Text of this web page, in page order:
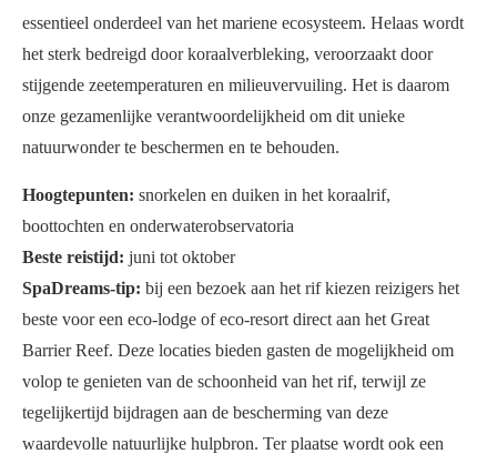
essentieel onderdeel van het mariene ecosysteem. Helaas wordt
het sterk bedreigd door koraalverbleking, veroorzaakt door
stijgende zeetemperaturen en milieuvervuiling. Het is daarom
onze gezamenlijke verantwoordelijkheid om dit unieke
natuurwonder te beschermen en te behouden.
Hoogtepunten: snorkelen en duiken in het koraalrif,
boottochten en onderwaterobservatoria
Beste reistijd: juni tot oktober
SpaDreams-tip: bij een bezoek aan het rif kiezen reizigers het
beste voor een eco-lodge of eco-resort direct aan het Great
Barrier Reef. Deze locaties bieden gasten de mogelijkheid om
volop te genieten van de schoonheid van het rif, terwijl ze
tegelijkertijd bijdragen aan de bescherming van deze
waardevolle natuurlijke hulpbron. Ter plaatse wordt ook een